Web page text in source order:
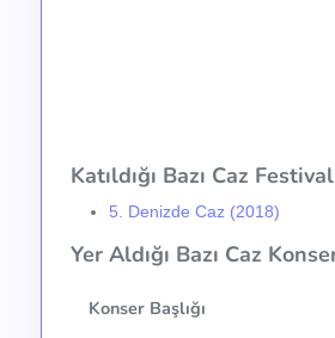
Katıldığı Bazı Caz
5. Denizde Caz (2018)
Yer Aldığı Bazı Caz
Konser Başlığı